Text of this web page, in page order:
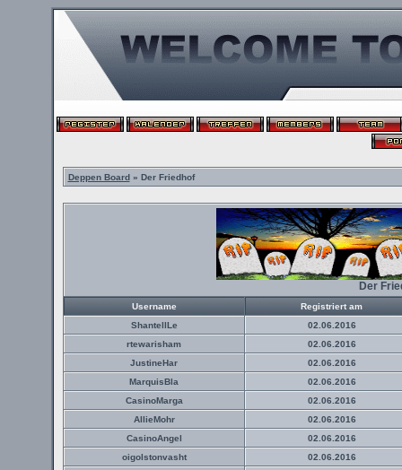
Deppen Board» Der Friedhof
Der
Username
Registriert am
ShantellLe
02.06.2016
rtewarisham
02.06.2016
JustineHar
02.06.2016
MarquisBla
02.06.2016
CasinoMarga
02.06.2016
AllieMohr
02.06.2016
CasinoAngel
02.06.2016
oigolstonvasht
02.06.2016